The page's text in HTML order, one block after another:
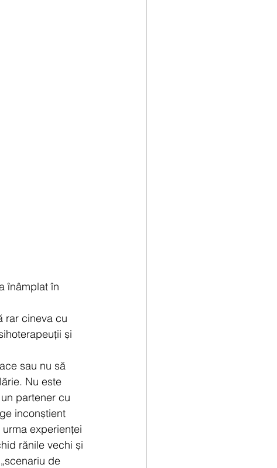
înâmplat în
rar cineva cu
și
sau nu să
Nu este
partener cu
inconștient
experienței
rănile vechi și
de